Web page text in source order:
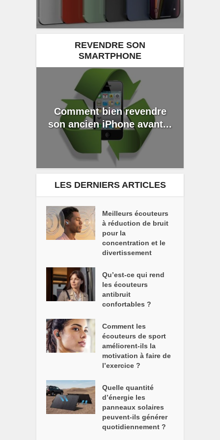
REVENDRE SON
SMARTPHONE
Comment bien revendre
son ancien iPhone avant...
LES DERNIERS ARTICLES
Meilleurs écouteurs
à réduction de bruit
pour la
concentration et le
divertissement
Qu’est-ce qui rend
les écouteurs
antibruit
confortables ?
Comment les
écouteurs de sport
améliorent-ils la
motivation à faire de
l’exercice ?
Quelle quantité
d’énergie les
panneaux solaires
peuvent-ils générer
quotidiennement ?